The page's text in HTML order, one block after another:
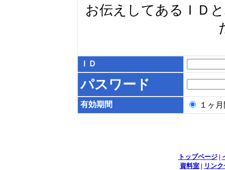
お伝えしてあるＩＤ
ＩＤ
パスワード
有効期間 １ヶ
トップページ|
資料室| リン